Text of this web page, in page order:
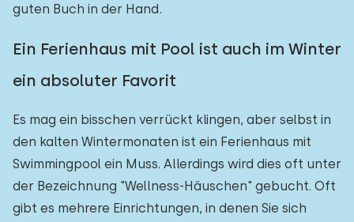
guten Buch in der Hand.
Ein Ferienhaus mit Pool ist auch im Winter
ein absoluter Favorit
Es mag ein bisschen verrückt klingen, aber selbst in
den kalten Wintermonaten ist ein Ferienhaus mit
Swimmingpool ein Muss. Allerdings wird dies oft unter
der Bezeichnung "Wellness-Häuschen" gebucht. Oft
gibt es mehrere Einrichtungen, in denen Sie sich